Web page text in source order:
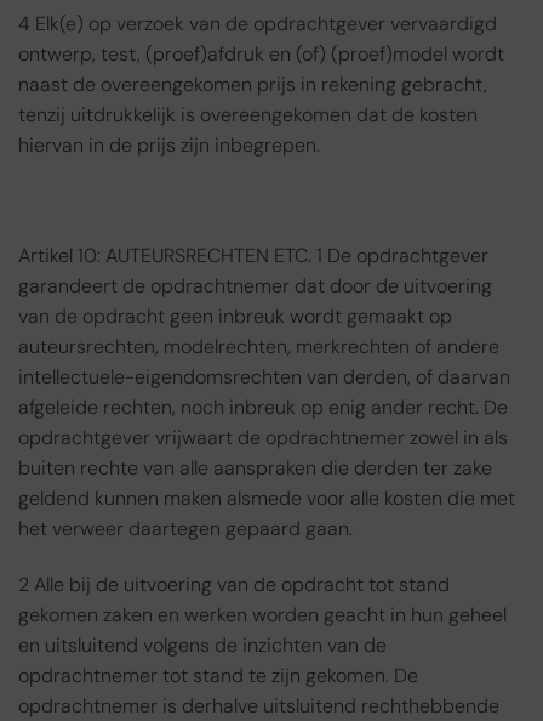
4 Elk(e) op verzoek van de opdrachtgever vervaardigd
ontwerp, test, (proef)afdruk en (of) (proef)model wordt
naast de overeengekomen prijs in rekening gebracht,
tenzij uitdrukkelijk is overeengekomen dat de kosten
hiervan in de prijs zijn inbegrepen.
Artikel 10: AUTEURSRECHTEN ETC. 1 De opdrachtgever
garandeert de opdrachtnemer dat door de uitvoering
van de opdracht geen inbreuk wordt gemaakt op
auteursrechten, modelrechten, merkrechten of andere
intellectuele-eigendomsrechten van derden, of daarvan
afgeleide rechten, noch inbreuk op enig ander recht. De
opdrachtgever vrijwaart de opdrachtnemer zowel in als
buiten rechte van alle aanspraken die derden ter zake
geldend kunnen maken alsmede voor alle kosten die met
het verweer daartegen gepaard gaan.
2 Alle bij de uitvoering van de opdracht tot stand
gekomen zaken en werken worden geacht in hun geheel
en uitsluitend volgens de inzichten van de
opdrachtnemer tot stand te zijn gekomen. De
opdrachtnemer is derhalve uitsluitend rechthebbende